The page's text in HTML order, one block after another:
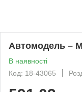
Автомодель –
В наявності
Код: 18-43065